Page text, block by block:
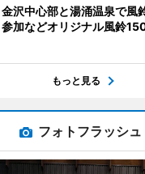
金沢中心部と湯涌温泉で
参加などオリジナル風鈴
もっと見る
フォトフラッシュ